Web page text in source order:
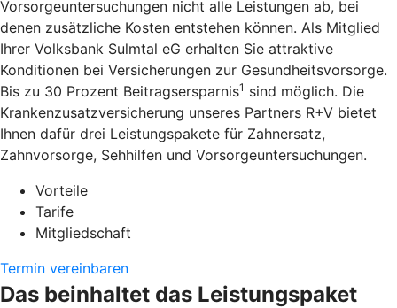
Vorsorgeuntersuchungen nicht alle Leistungen ab, bei
denen zusätzliche Kosten entstehen können. Als Mitglied
Ihrer Volksbank Sulmtal eG erhalten Sie attraktive
Konditionen bei Versicherungen zur Gesundheitsvorsorge.
Bis zu 30 Prozent Beitragsersparnis1 sind möglich. Die
Krankenzusatzversicherung unseres Partners R+V bietet
Ihnen dafür drei Leistungspakete für Zahnersatz,
Zahnvorsorge, Sehhilfen und Vorsorgeuntersuchungen.
Vorteile
Tarife
Mitgliedschaft
Termin vereinbaren
Das beinhaltet das Leistungspaket